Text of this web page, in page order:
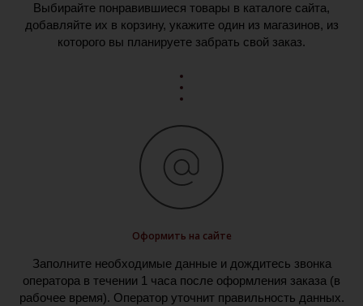
Выбирайте понравившиеся товары в каталоге сайта,
добавляйте их в корзину, укажите один из магазинов, из
которого вы планируете забрать свой заказ.
Оформить на сайте
Заполните необходимые данные и дождитесь звонка
оператора в течении 1 часа после оформления заказа (в
рабочее время). Оператор уточнит правильность данных.